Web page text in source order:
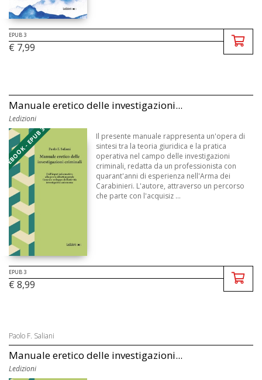
EPUB 3
€ 7,99
Manuale eretico delle investigazioni...
Ledizioni
EBOOK - EPUB 3
Il presente manuale rappresenta un'opera di
sintesi tra la teoria giuridica e la pratica
operativa nel campo delle investigazioni
criminali, redatta da un professionista con
quarant'anni di esperienza nell'Arma dei
Carabinieri. L'autore, attraverso un percorso
che parte con l'acquisiz ...
EPUB 3
€ 8,99
Paolo F. Saliani
Manuale eretico delle investigazioni...
Ledizioni